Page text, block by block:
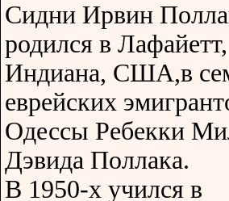
Сидни Ирвин
родился в
Индиана, США,в
еврейских
Одессы Ребекки
Дэвида Поллака.
В 1950-х учился в